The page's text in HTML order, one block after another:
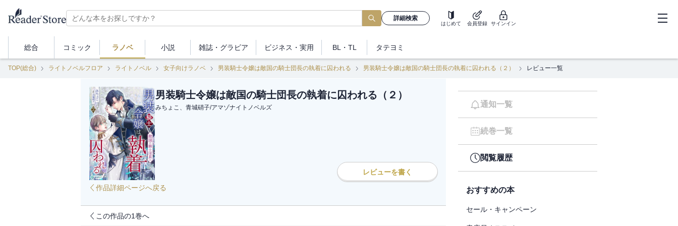
詳細検索
はじめて 会員登録 サインイン
総合 コミック ラノベ 小説 雑誌・ グラビア ビジネス ・実用 BL・TL タテヨミ
TOP(総合) ライトノベルフロア ライトノベル 女子向けラノベ 男装騎士令嬢は敵国の騎士団長の執着に囚われる 男装騎士令嬢は敵国の騎士団長の執着に囚われる（２） レビュー一覧
男装騎士令嬢は敵国の騎士団長の執着に囚われる（２）
みちょこ、青城硝子/アマゾナイトノベルズ
レビューを書く
作品詳細ページへ戻る
この作品の1巻へ
通知一覧
続巻一覧
閲覧履歴
おすすめの本
セール・キャンペーン